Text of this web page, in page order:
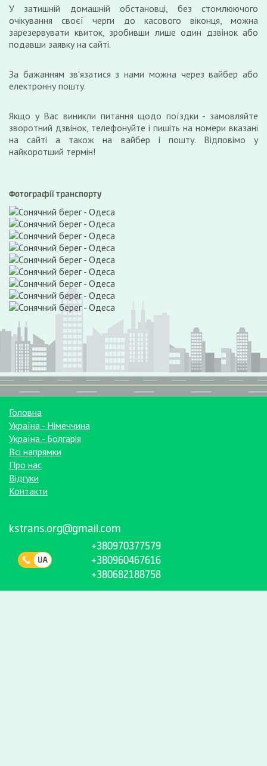
У затишній домашній обстановці, без стомлюючого
очікування своєї черги до касового віконця, можна
зарезервувати квиток, зробивши лише один дзвінок або
подавши заявку на сайті.
За бажанням зв'язатися з нами можна через вайбер або
електронну пошту.
Якщо у Вас виникли питання щодо поїздки - замовляйте
зворотний дзвінок, телефонуйте і пишіть на номери вказані
на сайті а також на вайбер і пошту. Відповімо у
найкоротший термін!
Фотографії транспорту
Головна
Україна - Німеччина
Україна - Болгарія
Всі напрямки
Про нас
Відгуки
Контакти
kstrans.org@gmail.com
+380970377579
+380960467616
+380682188758